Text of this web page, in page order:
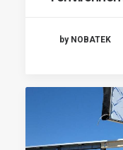
by NOBATEK